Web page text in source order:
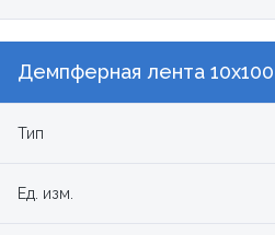
Демпферная лента
Тип
Ед. изм.